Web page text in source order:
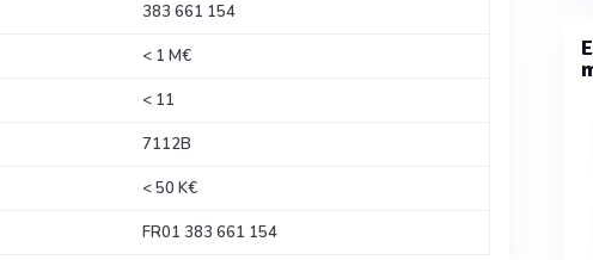
383 661 154
< 1 M€
< 11
7112B
< 50 K€
FR01 383 661 154